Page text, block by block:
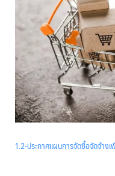
1.2-ประกาศแผนการจัดซื้อจัดจ้าง